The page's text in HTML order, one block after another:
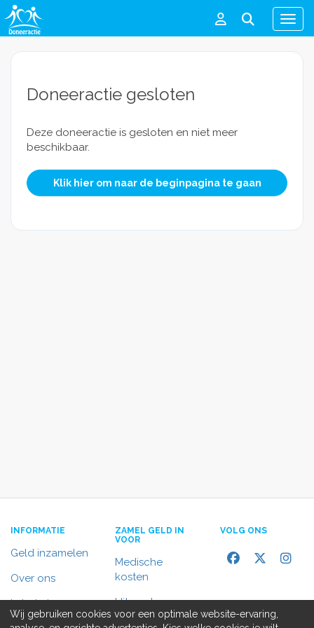
Menu
Doneeractie gesloten
Deze doneeractie is gesloten en niet meer
beschikbaar.
Klik hier om naar de beginpagina te gaan
INFORMATIE
Geld inzamelen
Over ons
In het nieuws
ZAMEL GELD IN
VOOR
Medische
kosten
Uitvaart
VOLG ONS
Wij gebruiken cookies voor een optimale website-ervaring,